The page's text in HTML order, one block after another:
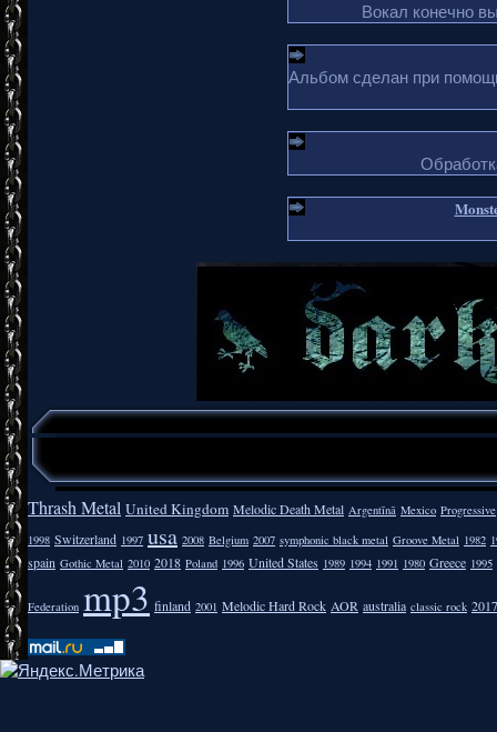
Вокал конечно
Альбом сделан при
Thrash Metal United Kingdom Melodic Death Metal Argentīnā Mexico Progressive
1998 Switzerland 1997 usa 2008 Belgium 2007 symphonic black metal Groove Metal 1982
spain Gothic Metal 2010 2018 Poland 1996 United States 1989 1994 1991 1980 Greece 1995
Federation mp3 finland 2001 Melodic Hard Rock AOR australia classic rock 2017